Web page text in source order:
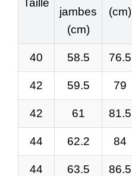
Taille
jambes
(cm)
(cm)
40 58.5 76.5
42 59.5 79
42 61 81.5
44 62.2 84
44 63.5 86.5